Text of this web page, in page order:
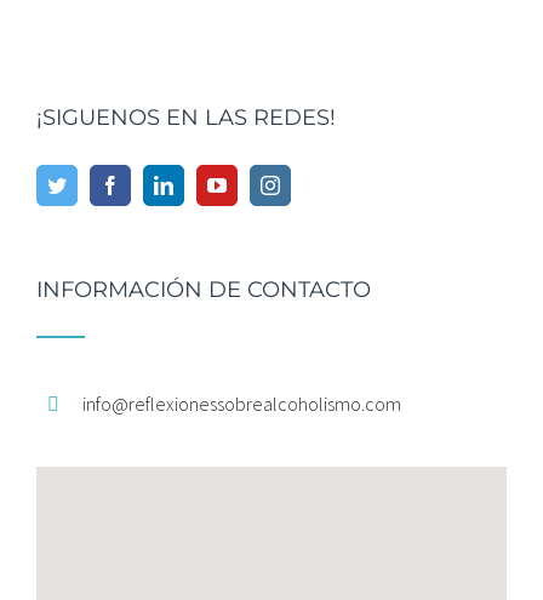
¡SIGUENOS EN LAS REDES!
INFORMACIÓN DE CONTACTO
info@reflexionessobrealcoholismo.com